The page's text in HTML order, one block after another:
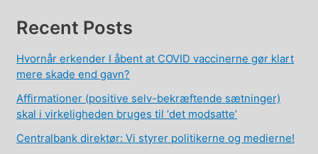
Recent Posts
Hvornår erkender I åbent at COVID vaccinerne gør klart
mere skade end gavn?
Affirmationer (positive selv-bekræftende sætninger)
skal i virkeligheden bruges til ‘det modsatte’
Centralbank direktør: Vi styrer politikerne og medierne!